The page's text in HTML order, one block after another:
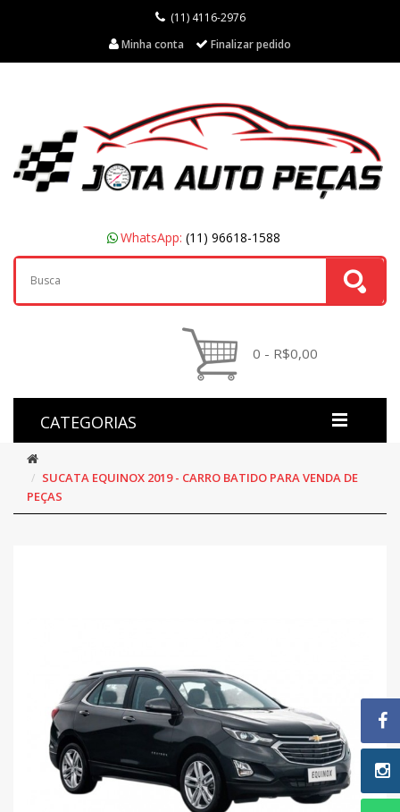
(11) 4116-2976
Minha conta
Finalizar pedido
WhatsApp: (11) 96618-1588
0 - R$0,00
CATEGORIAS
SUCATA EQUINOX 2019 - CARRO BATIDO PARA VENDA DE
PEÇAS